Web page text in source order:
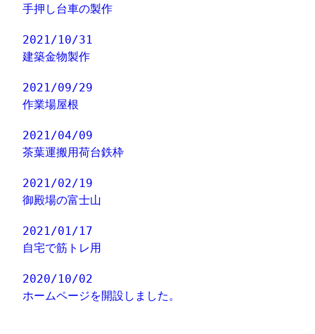
手押し台車の製作
2021/10/31
建築金物製作
2021/09/29
作業場屋根
2021/04/09
茶葉運搬用荷台鉄枠
2021/02/19
御殿場の富士山
2021/01/17
自宅で筋トレ用
2020/10/02
ホームページを開設しました。